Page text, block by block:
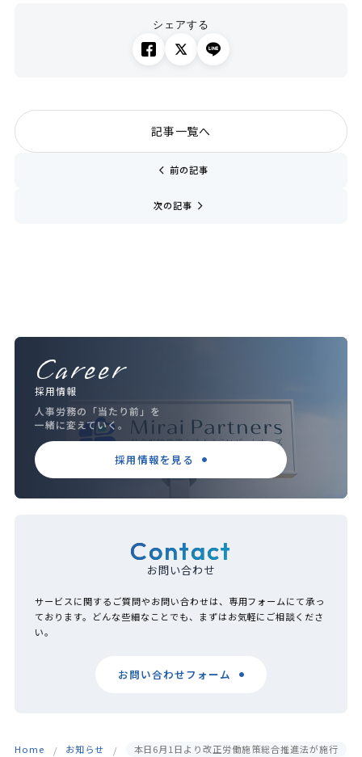
シェアする
chevron_left 前の記事
記事一覧へ
次の記事 navigate_next
Career
採用情報
人事労務の「当たり前」を
一緒に変えていく。
採用情報を見る
Contact
お問い合わせ
サービスに関するご質問やお問い合わせは、専用フォームにて承っ
ております。どんな些細なことでも、まずはお気軽にご相談くださ
い。
お問い合わせフォーム
Home お知らせ 本日6月1日より改正労働施策総合推進法が施行